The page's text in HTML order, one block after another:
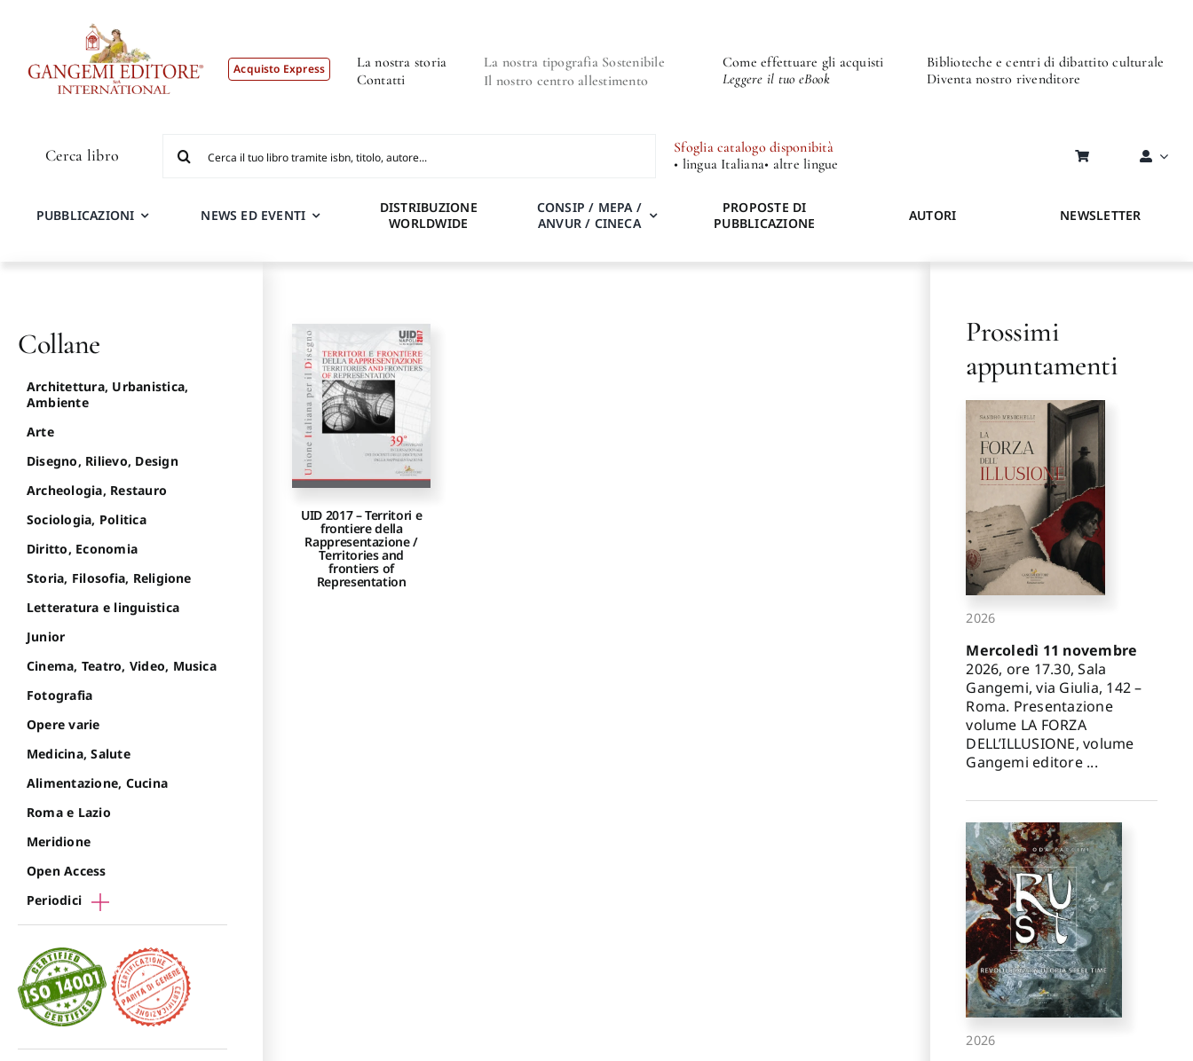
Acquisto Express
La nostra storia
Contatti
La nostra tipografia Sostenibile
Il nostro centro allestimento
Come effettuare gli acquisti
Leggere il tuo eBook
Biblioteche e centri di dibattito culturale
Diventa nostro rivenditore
Cerca libro
per:
Sfoglia catalogo disponibità
• lingua Italiana• altre lingue
PUBBLICAZIONI NEWS ED EVENTI
DISTRIBUZIONE
WORLDWIDE
CONSIP / MEPA /
ANVUR / CINECA
PROPOSTE DI
PUBBLICAZIONE
AUTORI NEWSLETTER
UID 2017 – Territori e
frontiere della
Rappresentazione /
Territories and
frontiers of
Representation
Collane
Architettura, Urbanistica,
Ambiente
Arte
Disegno, Rilievo, Design
Archeologia, Restauro
Sociologia, Politica
Diritto, Economia
Storia, Filosofia, Religione
Letteratura e linguistica
Junior
Cinema, Teatro, Video, Musica
Fotografia
Opere varie
Medicina, Salute
Alimentazione, Cucina
Roma e Lazio
Meridione
Open Access
Periodici
Prossimi
appuntamenti
2026
Mercoledì 11 novembre
2026, ore 17.30, Sala
Gangemi, via Giulia, 142 –
Roma. Presentazione
volume LA FORZA
DELL’ILLUSIONE, volume
Gangemi editore ...
2026